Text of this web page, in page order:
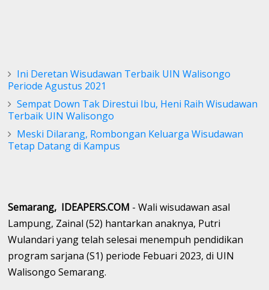
Ini Deretan Wisudawan Terbaik UIN Walisongo
Periode Agustus 2021
Sempat Down Tak Direstui Ibu, Heni Raih Wisudawan
Terbaik UIN Walisongo
Meski Dilarang, Rombongan Keluarga Wisudawan
Tetap Datang di Kampus
Semarang, IDEAPERS.COM - Wali wisudawan asal
Lampung, Zainal (52) hantarkan anaknya, Putri
Wulandari yang telah selesai menempuh pendidikan
program sarjana (S1) periode Febuari 2023, di UIN
Walisongo Semarang.